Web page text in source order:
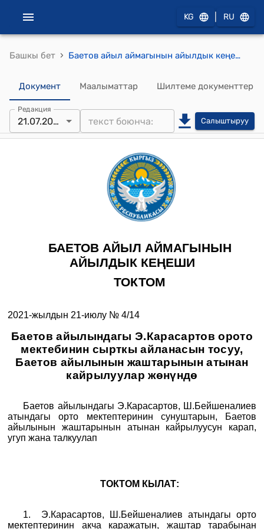
KG RU
Башкы бет › Баетов айыл аймагынын айылдык кеңешинин 2021-жылдын 21-июлундагы № 4/14 "Баетов айылындагы Э.Карасартов орото мектебинин сырткы айланасын тосуу, Баетов айылынын жаштарынын атынан кайрылуулар жөнүндө" токтому
Документ Маалыматтар Шилтеме документтер
Редакция
21.07.2021 Салыштыруу